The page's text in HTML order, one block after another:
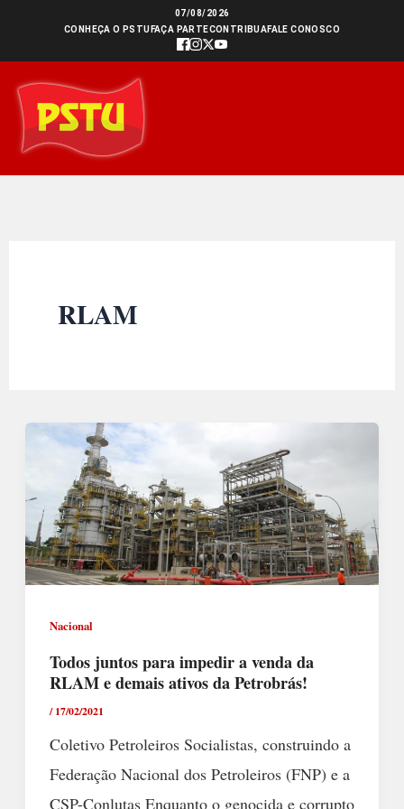
conteúdo
07/08/2026
CONHEÇA O PSTU FAÇA PARTECONTRIBUAFALE CONOSCO
RLAM
Nacional
Todos juntos para impedir a venda da
RLAM e demais ativos da Petrobrás!
/17/02/2021
Coletivo Petroleiros Socialistas, construindo a
Federação Nacional dos Petroleiros (FNP) e a
CSP-Conlutas Enquanto o genocida e corrupto